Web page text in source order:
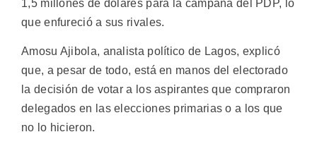
1,5 millones de dólares para la campaña del PDP, lo
que enfureció a sus rivales.
Amosu Ajibola, analista político de Lagos, explicó
que, a pesar de todo, está en manos del electorado
la decisión de votar a los aspirantes que compraron
delegados en las elecciones primarias o a los que
no lo hicieron.